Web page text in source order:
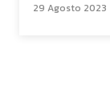
29 Agosto 2023